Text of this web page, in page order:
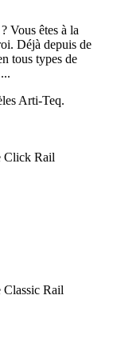
? Vous êtes à la
Déjà depuis de
tous types de
Arti-Teq.